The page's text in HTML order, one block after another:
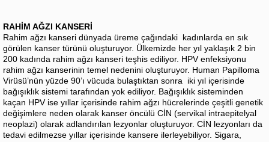
RAHİM AĞZI KANSERİ
Rahim ağzı kanseri dünyada üreme çağındaki kadınlarda en sık
görülen kanser türünü oluşturuyor. Ülkemizde her yıl yaklaşık 2 bin
200 kadında rahim ağzı kanseri teşhis ediliyor. HPV enfeksiyonu
rahim ağzı kanserinin temel nedenini oluşturuyor. Human Papilloma
Virüsü’nün yüzde 90’ı vücuda bulaştıktan sonra iki yıl içerisinde
bağışıklık sistemi tarafından yok ediliyor. Bağışıklık sisteminden
kaçan HPV ise yıllar içerisinde rahim ağzı hücrelerinde çeşitli genetik
değişimlere neden olarak kanser öncülü CİN (servikal intraepitelyal
neoplazi) olarak adlandırılan lezyonlar oluşturuyor. CİN lezyonları da
tedavi edilmezse yıllar içerisinde kansere ilerleyebiliyor. Sigara,